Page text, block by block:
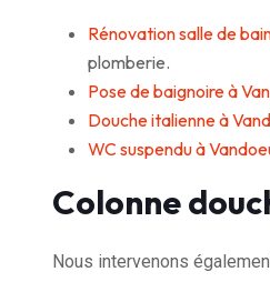
Rénovation salle de
plomberie.
Pose de baignoire à
Douche italienne à
WC suspendu à
Colonne
Nous intervenons